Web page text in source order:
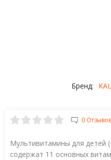
Бренд: KAL
0 Отзывов
Мультивитамины для детей
содержат 11 основных